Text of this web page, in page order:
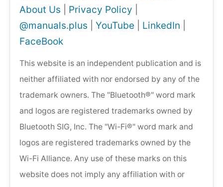
About Us
Privacy Policy
@manuals.plus
YouTube LinkedIn
FaceBook
This website is an independent publication and is
neither affiliated with nor endorsed by any of the
trademark owners. The "Bluetooth®" word mark
and logos are registered trademarks owned by
Bluetooth SIG, Inc. The "Wi-Fi®" word mark and
logos are registered trademarks owned by the
Wi-Fi Alliance. Any use of these marks on this
website does not imply any affiliation with or